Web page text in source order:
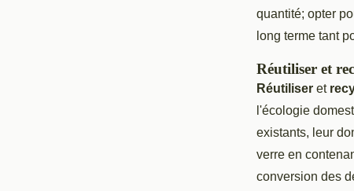
quantité; opter
long terme tant
Réutiliser et
Réutiliser et
l'écologie
existants, leur
verre en
conversion des